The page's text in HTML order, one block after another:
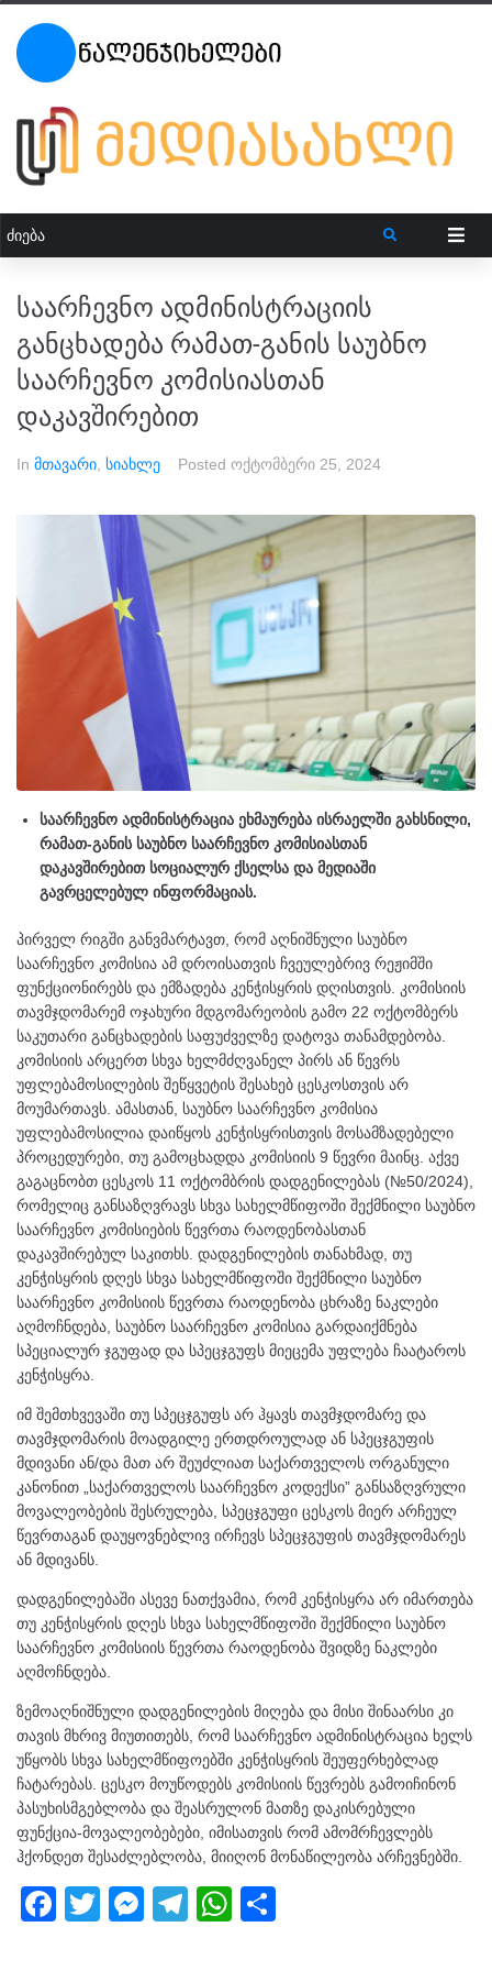
საარჩევნო ადმინისტრაციის
განცხადება რამათ-განის საუბნო
საარჩევნო კომისიასთან
დაკავშირებით
In მთავარი სიახლე Posted ოქტომბერი 25, 2024
საარჩევნო ადმინისტრაცია ეხმაურება ისრაელში გახსნილი,
რამათ-განის საუბნო საარჩევნო კომისიასთან
დაკავშირებით სოციალურ ქსელსა და მედიაში
გავრცელებულ ინფორმაციას.
პირველ რიგში განვმარტავთ, რომ აღნიშნული საუბნო
საარჩევნო კომისია ამ დროისათვის ჩვეულებრივ რეჟიმში
ფუნქციონირებს და ემზადება კენჭისყრის დღისთვის. კომისიის
თავმჯდომარემ ოჯახური მდგომარეობის გამო 22 ოქტომბერს
საკუთარი განცხადების საფუძველზე დატოვა თანამდებობა.
კომისიის არცერთ სხვა ხელმძღვანელ პირს ან წევრს
უფლებამოსილების შეწყვეტის შესახებ ცესკოსთვის არ
მოუმართავს. ამასთან, საუბნო საარჩევნო კომისია
უფლებამოსილია დაიწყოს კენჭისყრისთვის მოსამზადებელი
პროცედურები, თუ გამოცხადდა კომისიის 9 წევრი მაინც. აქვე
გაგაცნობთ ცესკოს 11 ოქტომბრის დადგენილებას (№50/2024),
რომელიც განსაზღვრავს სხვა სახელმწიფოში შექმნილი საუბნო
საარჩევნო კომისიების წევრთა რაოდენობასთან
დაკავშირებულ საკითხს. დადგენილების თანახმად, თუ
კენჭისყრის დღეს სხვა სახელმწიფოში შექმნილი საუბნო
საარჩევნო კომისიის წევრთა რაოდენობა ცხრაზე ნაკლები
აღმოჩნდება, საუბნო საარჩევნო კომისია გარდაიქმნება
სპეციალურ ჯგუფად და სპეცჯგუფს მიეცემა უფლება ჩაატაროს
კენჭისყრა.
იმ შემთხვევაში თუ სპეცჯგუფს არ ჰყავს თავმჯდომარე და
თავმჯდომარის მოადგილე ერთდროულად ან სპეცჯგუფის
მდივანი ან/და მათ არ შეუძლიათ საქართველოს ორგანული
კანონით „საქართველოს საარჩევნო კოდექსი” განსაზღვრული
მოვალეობების შესრულება, სპეცჯგუფი ცესკოს მიერ არჩეულ
წევრთაგან დაუყოვნებლივ ირჩევს სპეცჯგუფის თავმჯდომარეს
ან მდივანს.
დადგენილებაში ასევე ნათქვამია, რომ კენჭისყრა არ იმართება
თუ კენჭისყრის დღეს სხვა სახელმწიფოში შექმნილი საუბნო
საარჩევნო კომისიის წევრთა რაოდენობა შვიდზე ნაკლები
აღმოჩნდება.
ზემოაღნიშნული დადგენილების მიღება და მისი შინაარსი კი
თავის მხრივ მიუთითებს, რომ საარჩევნო ადმინისტრაცია ხელს
უწყობს სხვა სახელმწიფოებში კენჭისყრის შეუფერხებლად
ჩატარებას. ცესკო მოუწოდებს კომისიის წევრებს გამოიჩინონ
პასუხისმგებლობა და შეასრულონ მათზე დაკისრებული
ფუნქცია-მოვალეობებები, იმისათვის რომ ამომრჩევლებს
ჰქონდეთ შესაძლებლობა, მიიღონ მონაწილეობა არჩევნებში.
F
T
M
T
W